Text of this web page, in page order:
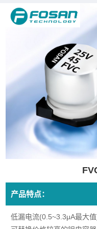
产品特点：
低漏电流(0.5~3.3μA最大